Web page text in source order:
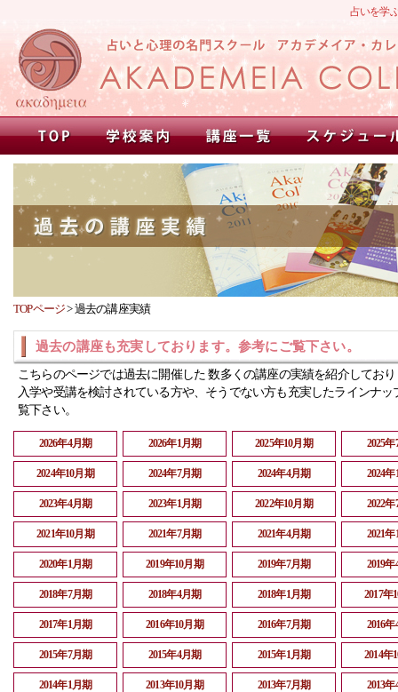
占いを学
TOPページ>過去の講座実績
過去の講座も充実しております。参考にご覧下さい。
こちらのページでは過去に開催した 数多くの講座の実績を紹介してお
入学や受講を検討されている方や、そうでない方も充実したラインナッ
覧下さい。
2026年4月期 2026年1月期 2025年10月期 2025
2024年10月期 2024年7月期 2024年4月期 2024
2023年4月期 2023年1月期 2022年10月期 2022
2021年10月期 2021年7月期 2021年4月期 2021
2020年1月期 2019年10月期 2019年7月期 2019
2018年7月期 2018年4月期 2018年1月期 2017年
2017年1月期 2016年10月期 2016年7月期 2016
2015年7月期 2015年4月期 2015年1月期 2014年
2014年1月期 2013年10月期 2013年7月期 2013